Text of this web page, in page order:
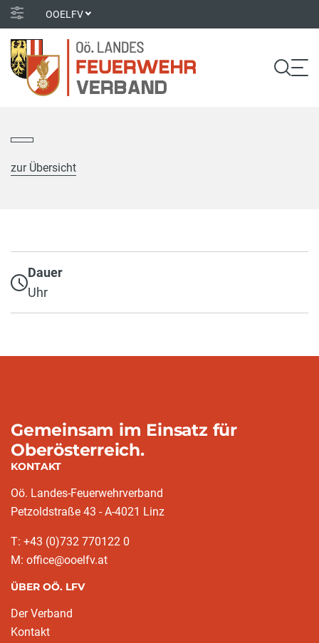
OOELFV
zur Übersicht
Dauer
Uhr
Gemeinsam im Einsatz für
Oberösterreich.
KONTAKT
Oö. Landes-Feuerwehrverband
Petzoldstraße 43 - A-4021 Linz
T: +43 (0)732 770122 0
M: office@ooelfv.at
ÜBER OÖ. LFV
Der Verband
Kontakt